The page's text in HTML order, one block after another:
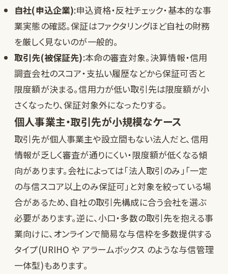
自社(申込企業):申込資格・反社チェック・基本的な事
業実態の確認。保証はファクタリングほど自社の財務
を厳しく見ないのが一般的。
取引先(被保証先):本命の審査対象。決算情報・信用
調査会社のスコア・支払い履歴などから保証可否と
限度額が決まる。信用力が低い取引先は限度額が小
さくなったり、保証対象外になったりする。
個人事業主・取引先が小規模なケース
取引先が個人事業主や設立間もない法人だと、信用
情報が乏しく審査が通りにくい・限度額が低くなる傾
向があります。会社によっては「法人取引のみ」「一定
の与信スコア以上のみ保証可」と対象を絞っている場
合があるため、自社の取引先構成に合う会社を選ぶ
必要があります。逆に、小口・多数の取引先を抱える事
業向けに、オンラインで簡易な与信枠を多数提供する
タイプ(URIHO や アラームボックス のような与信管理
一体型)もあります。